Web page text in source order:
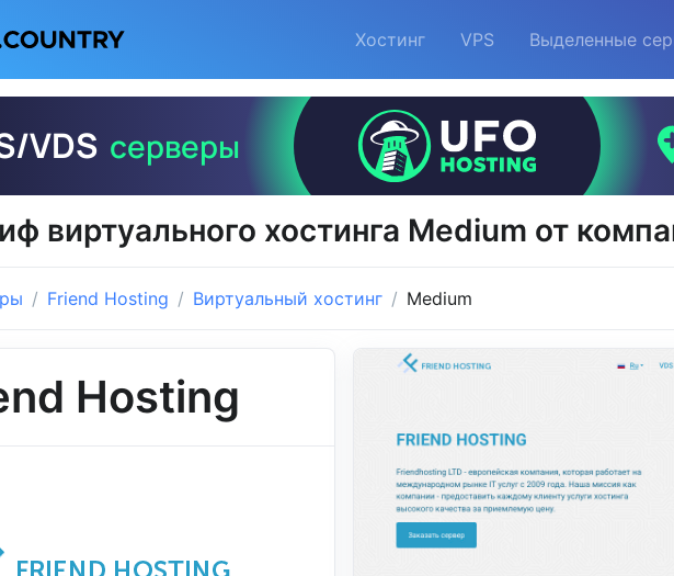
Хостинг VPS Выделенные
виртуального хостинга Medium от
Friend Hosting Виртуальный хостинг Medium
Hosting